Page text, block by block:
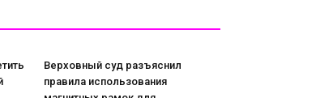
Верховный суд разъяснил
правила использования